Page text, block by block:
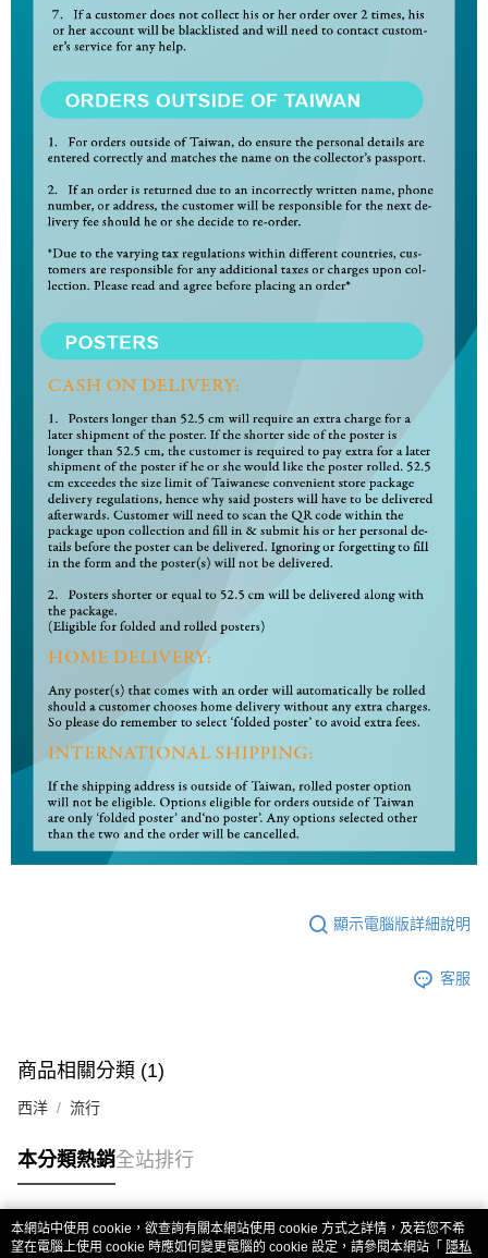
顯示電腦版詳細說明
客服
商品相關分類 (1)
西洋 流行
本分類熱銷全站排行
熱門標籤
本網站中使用 cookie，欲查詢有關本網站使用 cookie 方式之詳情，及若您不希
望在電腦上使用 cookie 時應如何變更電腦的 cookie 設定，請參閱本網站「 隱私